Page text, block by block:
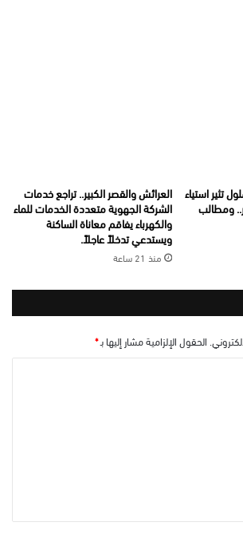
تثير استياء
ومطالب
العرائش والقصر الكبير.. تراجع خدمات
الشركة الجهوية متعددة الخدمات للماء
والكهرباء يفاقم معاناة الساكنة
ويستدعي تدخلاً عاجلاً.
منذ 21 ساعة
الحقول الإلزامية مشار إليها بـ*